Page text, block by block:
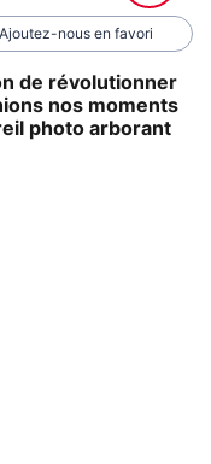
nous en favori
de révolutionner
nos moments
photo arborant